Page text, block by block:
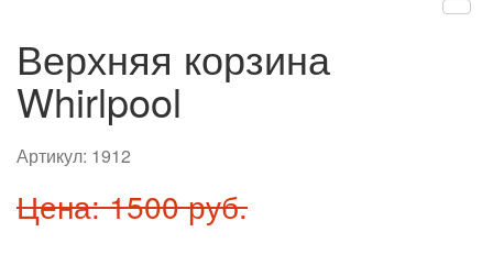
Верхняя корзина
Whirlpool
Артикул: 1912
Цена: 1500 руб.